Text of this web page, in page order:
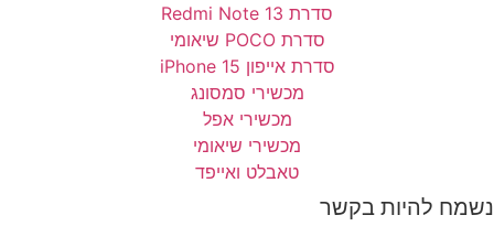
סדרת Redmi Note 13
סדרת POCO שיאומי
סדרת אייפון 15 iPhone
מכשירי סמסונג
מכשירי אפל
מכשירי שיאומי
טאבלט ואייפד
נשמח להיות בקשר